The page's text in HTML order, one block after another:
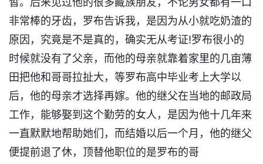
非常棒的牙齿，罗布告诉我，是因为从小就吃奶渣的
原因，究竟是不是真的，确实无从考证!罗布很小的
时候就没有了父亲，而他的母亲就靠着家里的几亩薄
田把他和哥哥拉扯大，等罗布高中毕业考上大学以
后，他的母亲才选择再嫁。他的继父在当地的邮政局
工作，能够娶到这个勤劳的女人，是因为他十几年来
一直默默地帮助她们，而结婚以后一个月，他的继父
便提前退了休，顶替他职位的是罗布的哥